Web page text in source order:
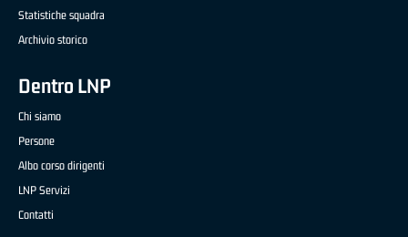
Statistiche squadra
Archivio storico
Dentro LNP
Chi siamo
Persone
Albo corso dirigenti
LNP Servizi
Contatti